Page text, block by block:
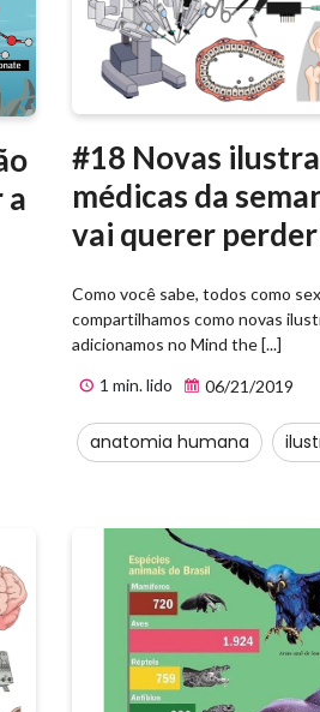
a
#18 Novas
médicas da
vai querer
Como você sabe, todos como
compartilhamos como novas
adicionamos no Mind the [...]
1 min. lido
06/21/2019
anatomia humana